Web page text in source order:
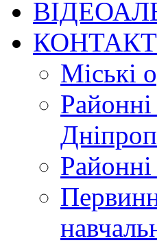
Міські
Районні